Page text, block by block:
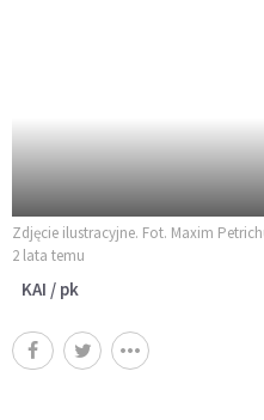
Zdjęcie ilustracyjne. Fot. Maxim
2 lata temu
KAI / pk